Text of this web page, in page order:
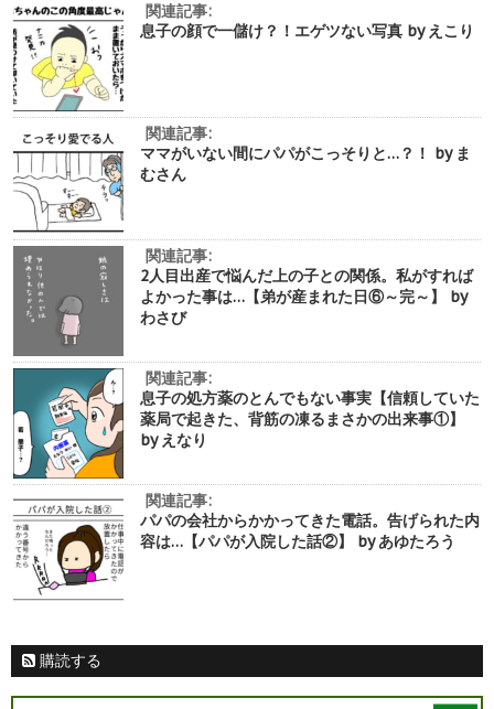
関連記事:
息子の顔で一儲け？！エゲツない写真 by えこり
関連記事:
ママがいない間にパパがこっそりと…？！ by ま
むさん
関連記事:
2人目出産で悩んだ上の子との関係。私がすれば
よかった事は…【弟が産まれた日⑥～完～】 by
わさび
関連記事:
息子の処方薬のとんでもない事実【信頼していた
薬局で起きた、背筋の凍るまさかの出来事①】
by えなり
関連記事:
パパの会社からかかってきた電話。告げられた内
容は…【パパが入院した話②】 by あゆたろう
購読する